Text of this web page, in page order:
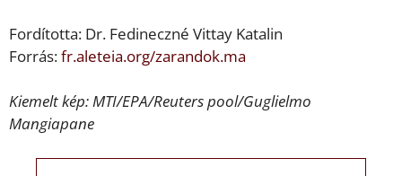
Fordította: Dr. Fedineczné Vittay Katalin
Forrás:fr.aleteia.org/zarandok.ma
Kiemelt kép: MTI/EPA/Reuters pool/Guglielmo
Mangiapane